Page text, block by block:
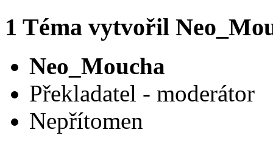
1 Téma vytvořil
Neo_Moucha
Překladatel - moderátor
Nepřítomen